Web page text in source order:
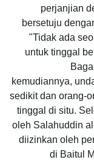
perjanjian
bersetuju
"Tidak ada
untuk tinggal
kemudiannya,
sedikit dan orang-
tinggal di situ.
oleh Salahuddin
diizinkan oleh
di Baitul